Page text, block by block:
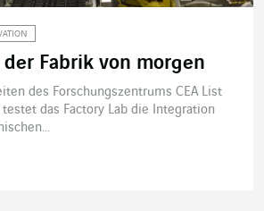
Fabrik von morgen
des Forschungszentrums CEA List
testet das Factory Lab die Integration